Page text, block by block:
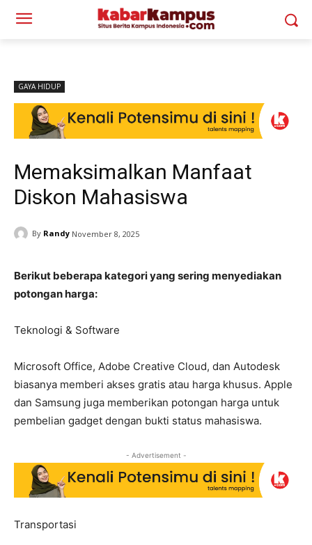
GAYA HIDUP
Memaksimalkan Manfaat
Diskon Mahasiswa
By Randy November 8, 2025
Berikut beberapa kategori yang sering menyediakan
potongan harga:
Teknologi & Software
Microsoft Office, Adobe Creative Cloud, dan Autodesk
biasanya memberi akses gratis atau harga khusus. Apple
dan Samsung juga memberikan potongan harga untuk
pembelian gadget dengan bukti status mahasiswa.
- Advertisement -
Transportasi